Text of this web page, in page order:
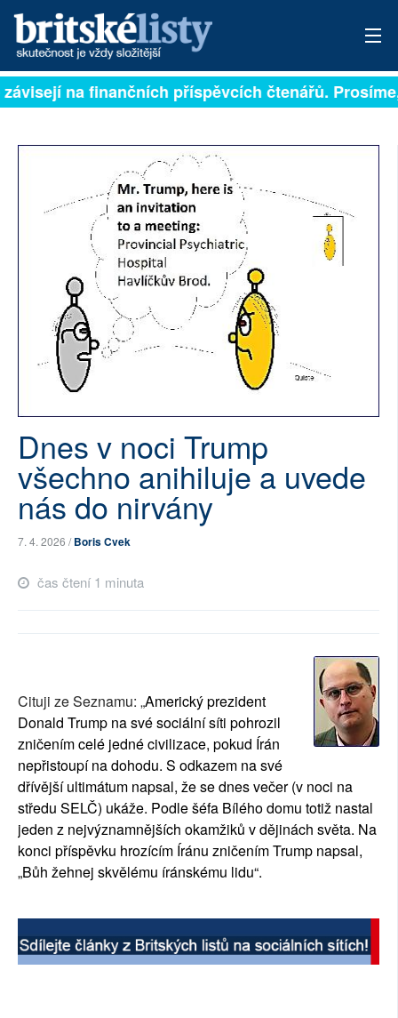
PŘIHLÁSIT
ROZHOVORY
NEJČTENĚJŠÍ ZA 7 DNÍ
AUTOŘI
PŘÍSPĚVKY NA PROVOZ
SOCIÁLNÍ SÍTĚ
RUBRIKY
PLNÁ VERZE STRÁNEK
na finančních příspěvcích čtenářů.
Dnes v noci Trump
všechno anihiluje a uvede
nás do nirvány
7. 4. 2026 /Boris Cvek
čas čtení 1 minuta
Cituji ze Seznamu: „Americký prezident
Donald Trump na své sociální síti pohrozil
zničením celé jedné civilizace, pokud Írán
nepřistoupí na dohodu. S odkazem na své
dřívější ultimátum napsal, že se dnes večer (v noci na
středu SELČ) ukáže. Podle šéfa Bílého domu totiž nastal
jeden z nejvýznamnějších okamžiků v dějinách světa. Na
konci příspěvku hrozícím Íránu zničením Trump napsal,
„Bůh žehnej skvělému íránskému lidu“.